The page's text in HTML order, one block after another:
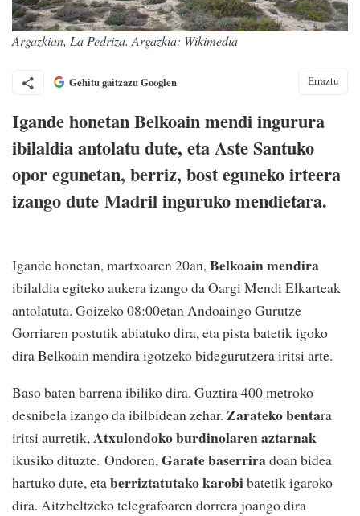
Argazkian, La Pedriza. Argazkia: Wikimedia
Gehitu gaitzazu Googlen Erraztu
Igande honetan Belkoain mendi ingurura
ibilaldia antolatu dute, eta Aste Santuko
opor egunetan, berriz, bost eguneko irteera
izango dute Madril inguruko mendietara.
Igande honetan, martxoaren 20an,Belkoain mendira
ibilaldia egiteko aukera izango da Oargi Mendi Elkarteak
antolatuta. Goizeko 08:00etan Andoaingo Gurutze
Gorriaren postutik abiatuko dira, eta pista batetik igoko
dira Belkoain mendira igotzeko bidegurutzera iritsi arte.
Baso baten barrena ibiliko dira. Guztira 400 metroko
desnibela izango da ibilbidean zehar. Zarateko bentara
iritsi aurretik,Atxulondoko burdinolaren aztarnak
ikusiko dituzte. Ondoren,Garate baserriradoan bidea
hartuko dute, etaberriztatutako karobibatetik igaroko
dira. Aitzbeltzeko telegrafoaren dorrera joango dira